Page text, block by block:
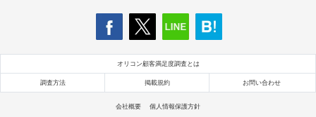
オリコン顧客満足度調査とは
調査方法 掲載規約 お問い合わせ
会社概要 個人情報保護方針